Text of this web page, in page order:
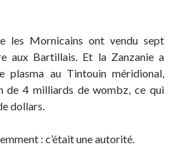
les Mornicains ont vendu sept
aux Bartillais. Et la Zanzanie a
au Tintouin méridional,
de 4 milliards de wombz, ce qui
dollars.
: c’était une autorité.